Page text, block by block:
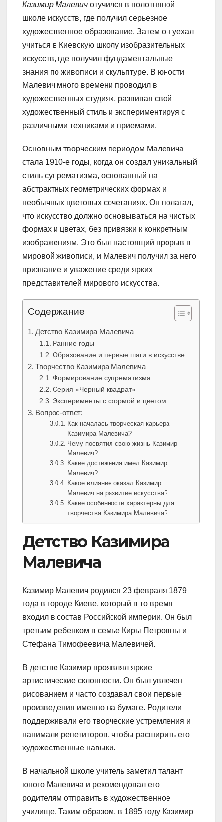
Казимир Малевич отучился в полотняной
школе искусств, где получил серьезное
художественное образование. Затем он уехал
учиться в Киевскую школу изобразительных
искусств, где получил фундаментальные
знания по живописи и скульптуре. В юности
Малевич много времени проводил в
художественных студиях, развивая свой
художественный стиль и экспериментируя с
различными техниками и приемами.
Основным творческим периодом Малевича
стала 1910-е годы, когда он создал уникальный
стиль супрематизма, основанный на
абстрактных геометрических формах и
необычных цветовых сочетаниях. Он полагал,
что искусство должно основываться на чистых
формах и цветах, без привязки к конкретным
изображениям. Это был настоящий прорыв в
мировой живописи, и Малевич получил за него
признание и уважение среди ярких
представителей мирового искусства.
Содержание
Детство Казимира Малевича
Ранние годы
Образование и первые шаги в искусстве
Творчество Казимира Малевича
Формирование супрематизма
Серия «Черный квадрат»
Эксперименты с формой и цветом
Вопрос-ответ:
Как началась творческая карьера
Казимира Малевича?
Чему посвятил свою жизнь Казимир
Малевич?
Какие достижения имел Казимир
Малевич?
Какое влияние оказал Казимир
Малевич на развитие искусства?
Какие особенности характерны для
творчества Казимира Малевича?
Детство Казимира
Малевича
Казимир Малевич родился 23 февраля 1879
года в городе Киеве, который в то время
входил в состав Российской империи. Он был
третьим ребенком в семье Киры Петровны и
Стефана Тимофеевича Малевичей.
В детстве Казимир проявлял яркие
артистические склонности. Он был увлечен
рисованием и часто создавал свои первые
произведения именно на бумаге. Родители
поддерживали его творческие устремления и
нанимали репетиторов, чтобы расширить его
художественные навыки.
В начальной школе учитель заметил талант
юного Малевича и рекомендовал его
родителям отправить в художественное
училище. Таким образом, в 1895 году Казимир